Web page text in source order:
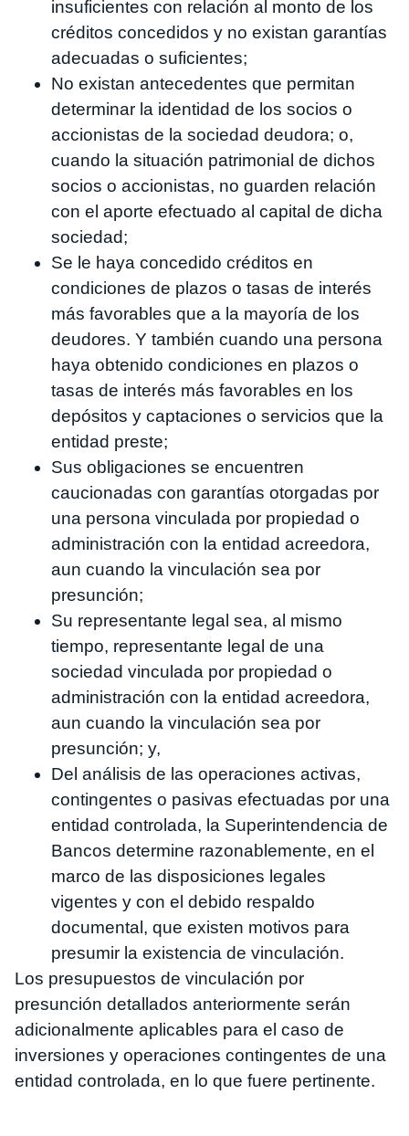
insuficientes con relación al monto de los
créditos concedidos y no existan garantías
adecuadas o suficientes;
No existan antecedentes que permitan
determinar la identidad de los socios o
accionistas de la sociedad deudora; o,
cuando la situación patrimonial de dichos
socios o accionistas, no guarden relación
con el aporte efectuado al capital de dicha
sociedad;
Se le haya concedido créditos en
condiciones de plazos o tasas de interés
más favorables que a la mayoría de los
deudores. Y también cuando una persona
haya obtenido condiciones en plazos o
tasas de interés más favorables en los
depósitos y captaciones o servicios que la
entidad preste;
Sus obligaciones se encuentren
caucionadas con garantías otorgadas por
una persona vinculada por propiedad o
administración con la entidad acreedora,
aun cuando la vinculación sea por
presunción;
Su representante legal sea, al mismo
tiempo, representante legal de una
sociedad vinculada por propiedad o
administración con la entidad acreedora,
aun cuando la vinculación sea por
presunción; y,
Del análisis de las operaciones activas,
contingentes o pasivas efectuadas por una
entidad controlada, la Superintendencia de
Bancos determine razonablemente, en el
marco de las disposiciones legales
vigentes y con el debido respaldo
documental, que existen motivos para
presumir la existencia de vinculación.
Los presupuestos de vinculación por
presunción detallados anteriormente serán
adicionalmente aplicables para el caso de
inversiones y operaciones contingentes de una
entidad controlada, en lo que fuere pertinente.